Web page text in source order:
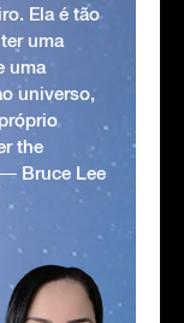
Ela é tão
uma
uma
universo,
the
Bruce Lee